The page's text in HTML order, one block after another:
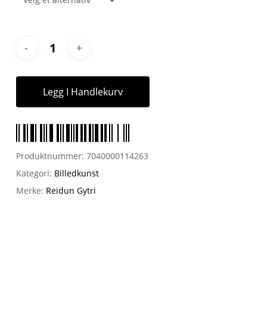
Legg I Handlekurv
Produktnummer: 7040000114263
Kategori: Billedkunst
Merke: Reidun Gytri